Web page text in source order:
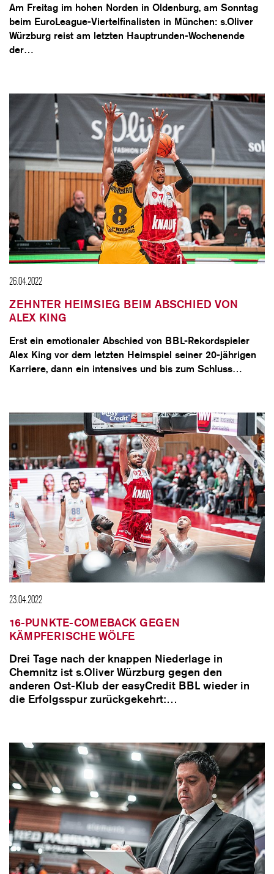
Am Freitag im hohen Norden in Oldenburg, am Sonntag
beim EuroLeague-Viertelfinalisten in München: s.Oliver
Würzburg reist am letzten Hauptrunden-Wochenende
der…
26.04.2022
ZEHNTER HEIMSIEG BEIM ABSCHIED VON
ALEX KING
Erst ein emotionaler Abschied von BBL-Rekordspieler
Alex King vor dem letzten Heimspiel seiner 20-jährigen
Karriere, dann ein intensives und bis zum Schluss…
23.04.2022
16-PUNKTE-COMEBACK GEGEN
KÄMPFERISCHE WÖLFE
Drei Tage nach der knappen Niederlage in
Chemnitz ist s.Oliver Würzburg gegen den
anderen Ost-Klub der easyCredit BBL wieder in
die Erfolgsspur zurückgekehrt:…